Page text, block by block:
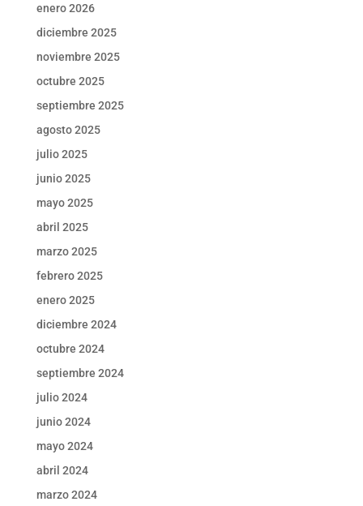
enero 2026
diciembre 2025
noviembre 2025
octubre 2025
septiembre 2025
agosto 2025
julio 2025
junio 2025
mayo 2025
abril 2025
marzo 2025
febrero 2025
enero 2025
diciembre 2024
octubre 2024
septiembre 2024
julio 2024
junio 2024
mayo 2024
abril 2024
marzo 2024